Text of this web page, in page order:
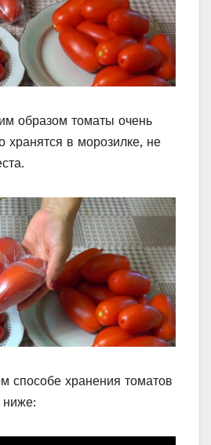
образом томаты очень
хранятся в морозилке, не
способе хранения томатов
ниже: